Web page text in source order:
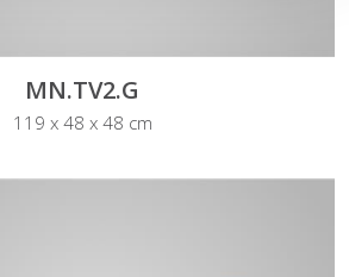
MN.TV2.G
119 x 48 x 48 cm